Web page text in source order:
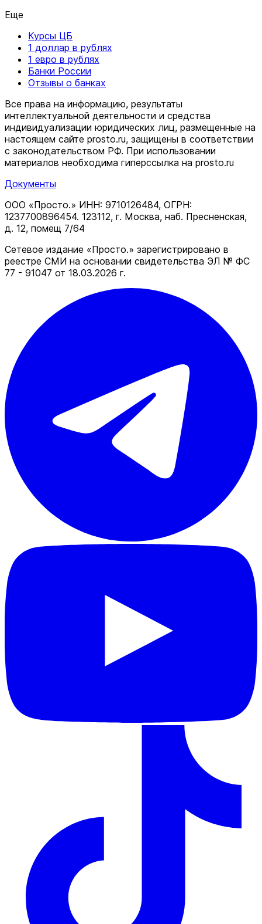
Еще
Курсы ЦБ
1 доллар в рублях
1 евро в рублях
Банки России
Отзывы о банках
Все права на информацию, результаты
интеллектуальной деятельности и средства
индивидуализации юридических лиц, размещенные на
настоящем сайте prosto.ru, защищены в соответствии
c законодательством РФ. При использовании
материалов необходима гиперссылка на prosto.ru
Документы
ООО «Просто.» ИНН: 9710126484, ОГРН:
1237700896454. 123112, г. Москва, наб. Пресненская,
д. 12, помещ 7/64
Сетевое издание «Просто.» зарегистрировано в
реестре СМИ на основании свидетельства ЭЛ № ФС
77 - 91047 от 18.03.2026 г.